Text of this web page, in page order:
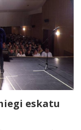
eskatu